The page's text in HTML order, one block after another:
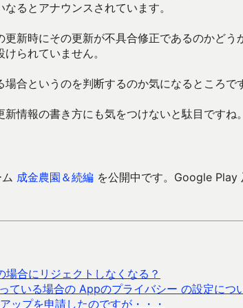
るとアナウンスされています。
新時にその更新が不具合修正であるのかどう
られていません。
合というのを判断するのか気になるところで
情報の書き方にも気をつけないと駄目ですね。
成金農園＆続編 を公開中です。Google
合にリジェクトしなくなる？
いる場合の Appのプライバシー の設定につい
ップを申請したのですが・・・